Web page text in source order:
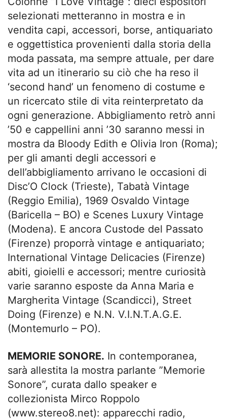
selezionati metteranno in mostra e in
vendita capi, accessori, borse, antiquariato
e oggettistica provenienti dalla storia della
moda passata, ma sempre attuale, per dare
vita ad un itinerario su ciò che ha reso il
‘second hand’ un fenomeno di costume e
un ricercato stile di vita reinterpretato da
ogni generazione. Abbigliamento retrò anni
’50 e cappellini anni ’30 saranno messi in
mostra da Bloody Edith e Olivia Iron (Roma);
per gli amanti degli accessori e
dell’abbigliamento arrivano le occasioni di
Disc’O Clock (Trieste), Tabatà Vintage
(Reggio Emilia), 1969 Osvaldo Vintage
(Baricella – BO) e Scenes Luxury Vintage
(Modena). E ancora Custode del Passato
(Firenze) proporrà vintage e antiquariato;
International Vintage Delicacies (Firenze)
abiti, gioielli e accessori; mentre curiosità
varie saranno esposte da Anna Maria e
Margherita Vintage (Scandicci), Street
Doing (Firenze) e N.N. V.I.N.T.A.G.E.
(Montemurlo – PO).
MEMORIE SONORE. In contemporanea,
sarà allestita la mostra parlante ”Memorie
Sonore”, curata dallo speaker e
collezionista Mirco Roppolo
(www.stereo8.net): apparecchi radio,